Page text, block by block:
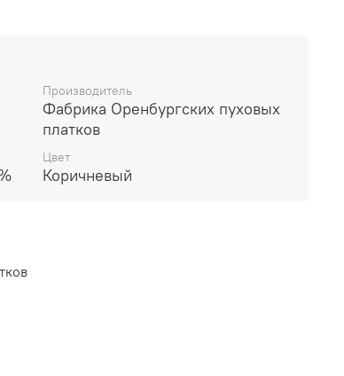
Производитель
Фабрика Оренбургских пуховых
платков
Цвет
Коричневый